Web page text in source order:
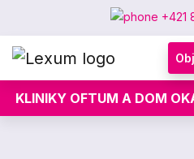
+421
KLINIKY OFTUM A DOM